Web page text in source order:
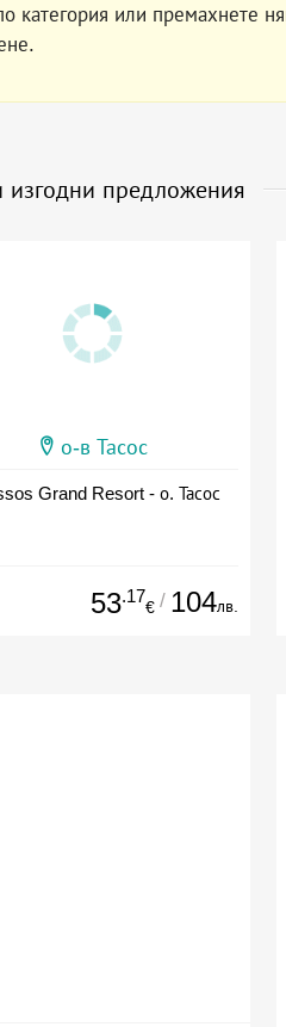
категория или премахнете
изгодни предложения
о-в Тасос
Grand Resort - о. Тасос
53.17
€ / 104лв.